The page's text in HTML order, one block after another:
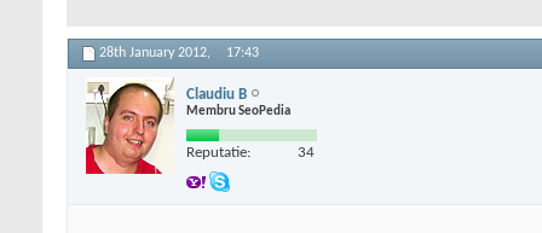
28th January 2012, 17:43
Claudiu B
Membru SeoPedia
Reputatie: 34